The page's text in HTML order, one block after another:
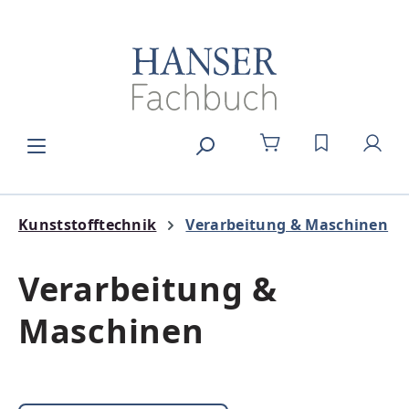
DU HAST 0
Kunststofftechnik Verarbeitung & Maschinen
Verarbeitung &
Maschinen